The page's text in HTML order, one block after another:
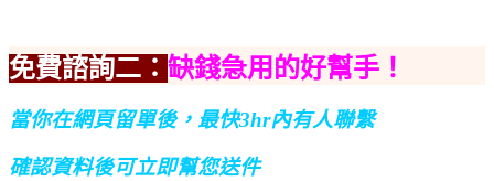
免費諮詢二： 缺錢急用的好幫手！
當你在網頁留單後，最快3hr內有人聯繫
確認資料後可立即幫您送件